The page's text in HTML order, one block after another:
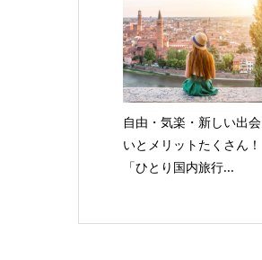
自由・気楽・新しい出会
いとメリットたくさん！
「ひとり国内旅行...